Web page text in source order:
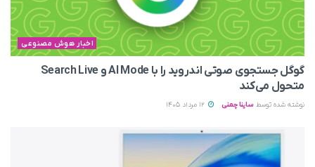
اخبار هوش مصنوعی
گوگل جستجوی صوتی اندروید را با AI Mode و Search Live
متحول می‌کند
نوشته شده توسط ساینا چمنی